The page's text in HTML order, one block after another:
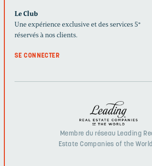
Le Club
Une expérience exclusive et des services 5*
réservés à nos clients.
SE CONNECTER
Membre du réseau Leading
Estate Companies of the